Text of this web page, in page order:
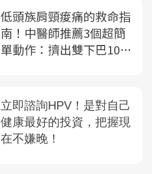
低頭族肩頸痠痛的救命指
南！中醫師推薦3個超簡
單動作：擠出雙下巴10秒